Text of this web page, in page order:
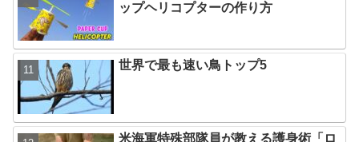
ップヘリコプターの作り方
世界で最も速い鳥トップ5
米海軍特殊部隊員が教える護身術「ロ